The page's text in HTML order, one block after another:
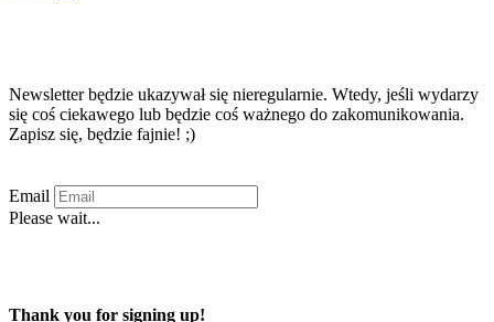
Newsletter będzie ukazywał się nieregularnie. Wtedy, jeśli wydarzy
się coś ciekawego lub będzie coś ważnego do zakomunikowania.
Zapisz się, będzie fajnie! ;)
Email
Please wait...
Thank you for signing up!